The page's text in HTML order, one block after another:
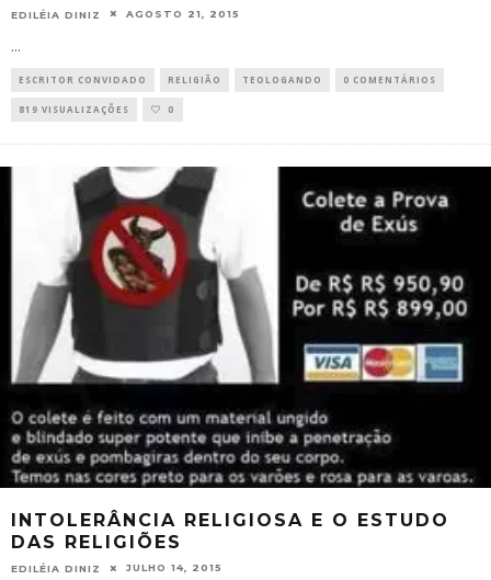
EDILÉIA DINIZ AGOSTO 21, 2015
...
ESCRITOR CONVIDADO RELIGIÃO TEOLOGANDO 0 COMENTÁRIOS
819 VISUALIZAÇÕES 0
INTOLERÂNCIA RELIGIOSA E O ESTUDO
DAS RELIGIÕES
EDILÉIA DINIZ JULHO 14, 2015